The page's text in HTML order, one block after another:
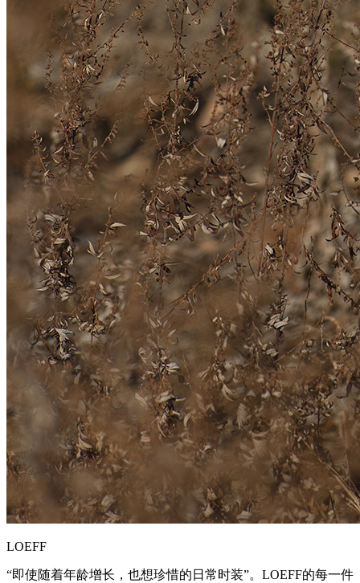
LOEFF
“即使随着年龄增长，也想珍惜的日常时装”。LOEFF的每一件